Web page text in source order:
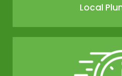
Local